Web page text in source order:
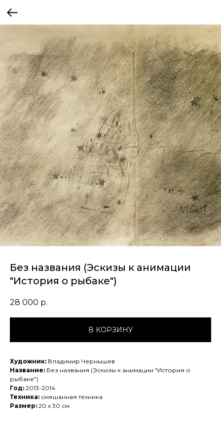
Без названия (Эскизы к анимации
"История о рыбаке")
28 000 р.
В КОРЗИНУ
Художник: Владимир Чернышев
Название: Без названия (Эскизы к анимации "История о
рыбаке")
Год: 2013-2014
Техника: смешанная техника
Размер: 20 х 30 см